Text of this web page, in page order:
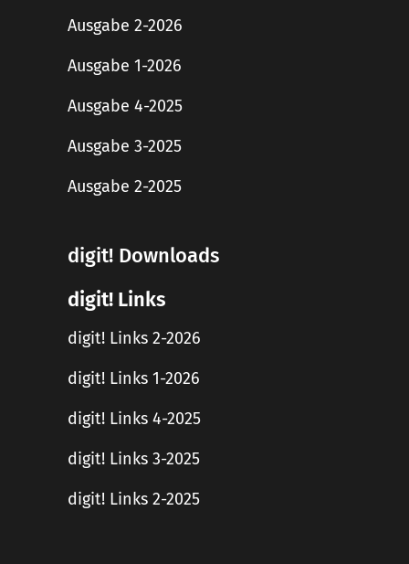
Ausgabe 2-2026
Ausgabe 1-2026
Ausgabe 4-2025
Ausgabe 3-2025
Ausgabe 2-2025
digit! Downloads
digit! Links
digit! Links 2-2026
digit! Links 1-2026
digit! Links 4-2025
digit! Links 3-2025
digit! Links 2-2025